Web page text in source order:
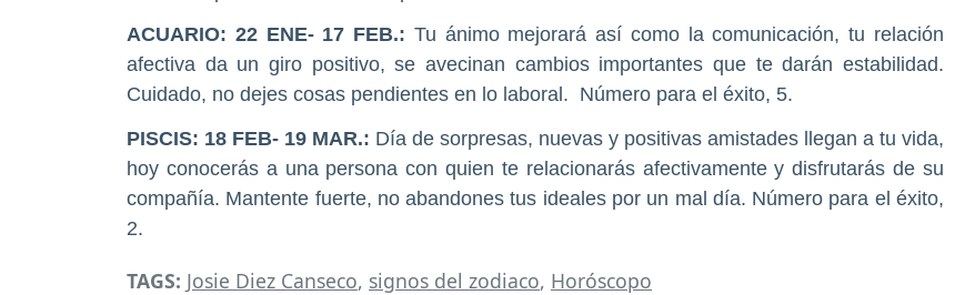
ACUARIO: 22 ENE- 17 FEB.: Tu ánimo mejorará así como la comunicación, tu relación
afectiva da un giro positivo, se avecinan cambios importantes que te darán estabilidad.
Cuidado, no dejes cosas pendientes en lo laboral. Número para el éxito, 5.
PISCIS: 18 FEB- 19 MAR.: Día de sorpresas, nuevas y positivas amistades llegan a tu vida,
hoy conocerás a una persona con quien te relacionarás afectivamente y disfrutarás de su
compañía. Mantente fuerte, no abandones tus ideales por un mal día. Número para el éxito,
2.
TAGS: Josie Diez Canseco, signos del zodiaco, Horóscopo